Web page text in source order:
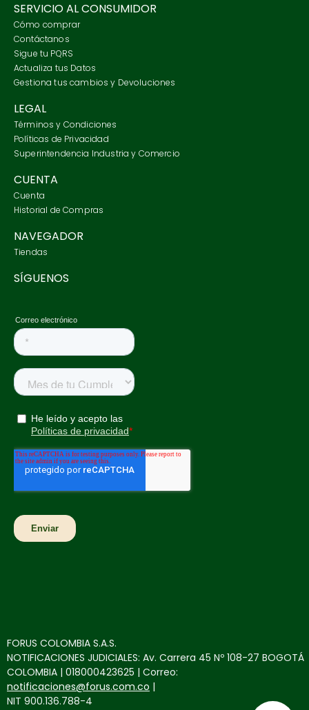
SERVICIO AL CONSUMIDOR
Cómo comprar
Contáctanos
Sigue tu PQRS
Actualiza tus Datos
Gestiona tus cambios y Devoluciones
LEGAL
Términos y Condiciones
Políticas de Privacidad
Superintendencia Industria y Comercio
CUENTA
Cuenta
Historial de Compras
NAVEGADOR
Tiendas
SÍGUENOS
FORUS COLOMBIA S.A.S.
NOTIFICACIONES JUDICIALES: Av. Carrera 45 Nº 108-27 BOGOTÁ
COLOMBIA | 018000423625 | Correo:
notificaciones@forus.com.co |
NIT 900.136.788-4